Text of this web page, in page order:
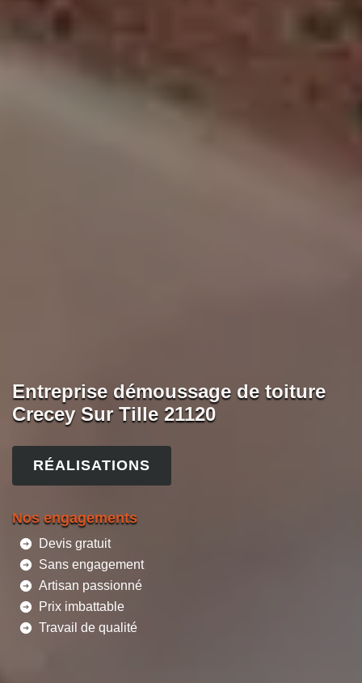
Entreprise démoussage de toiture
Crecey Sur Tille 21120
RÉALISATIONS
Nos engagements
Devis gratuit
Sans engagement
Artisan passionné
Prix imbattable
Travail de qualité